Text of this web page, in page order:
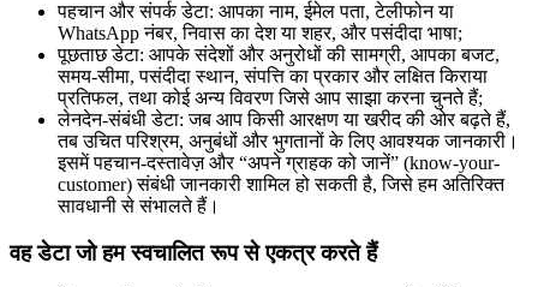
पहचान और संपर्क डेटा: आपका नाम, ईमेल पता, टेलीफोन या
WhatsApp नंबर, निवास का देश या शहर, और पसंदीदा भाषा;
पूछताछ डेटा: आपके संदेशों और अनुरोधों की सामग्री, आपका बजट,
समय-सीमा, पसंदीदा स्थान, संपत्ति का प्रकार और लक्षित किराया
प्रतिफल, तथा कोई अन्य विवरण जिसे आप साझा करना चुनते हैं;
लेनदेन-संबंधी डेटा: जब आप किसी आरक्षण या खरीद की ओर बढ़ते हैं,
तब उचित परिश्रम, अनुबंधों और भुगतानों के लिए आवश्यक जानकारी।
इसमें पहचान-दस्तावेज़ और “अपने ग्राहक को जानें” (know-your-
customer) संबंधी जानकारी शामिल हो सकती है, जिसे हम अतिरिक्त
सावधानी से संभालते हैं।
वह डेटा जो हम स्वचालित रूप से एकत्र करते हैं